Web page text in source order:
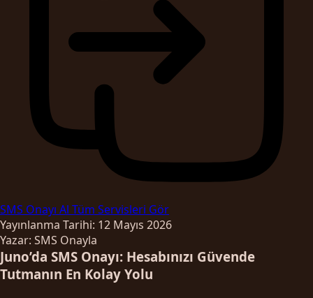
SMS Onayı Al Tüm Servisleri Gör
Yayınlanma Tarihi: 12 Mayıs 2026
Yazar: SMS Onayla
Juno’da SMS Onayı: Hesabınızı Güvende
Tutmanın En Kolay Yolu